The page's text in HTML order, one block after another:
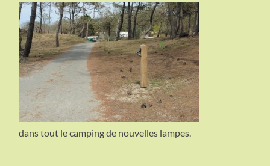
dans tout le camping de nouvelles lampes.